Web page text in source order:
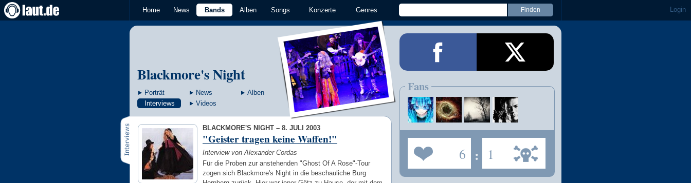
Home News Bands Alben Songs Konzerte Genres Login
Blackmore's Night
Porträt News
Alben
Interviews
Videos
BLACKMORE'S NIGHT – 8. JULI 2003
"Geister tragen keine Waffen!"
Interview von Alexander Cordas
Für die Proben zur anstehenden "Ghost Of A Rose"-Tour
zogen sich Blackmore's Night in die beschauliche Burg
Fans
6 : 1